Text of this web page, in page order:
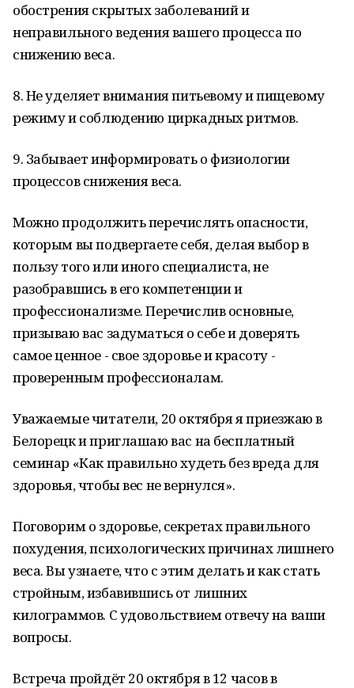
обострения скрытых заболеваний и
неправильного ведения вашего процесса по
снижению веса.
8. Не уделяет внимания питьевому и пищевому
режиму и соблюдению циркадных ритмов.
9. Забывает информировать о физиологии
процессов снижения веса.
Можно продолжить перечислять опасности,
которым вы подвергаете себя, делая выбор в
пользу того или иного специалиста, не
разобравшись в его компетенции и
профессионализме. Перечислив основные,
призываю вас задуматься о себе и доверять
самое ценное - свое здоровье и красоту -
проверенным профессионалам.
Уважаемые читатели, 20 октября я приезжаю в
Белорецк и приглашаю вас на бесплатный
семинар «Как правильно худеть без вреда для
здоровья, чтобы вес не вернулся».
Поговорим о здоровье, секретах правильного
похудения, психологических причинах лишнего
веса. Вы узнаете, что с этим делать и как стать
стройным, избавившись от лишних
килограммов. С удовольствием отвечу на ваши
вопросы.
Встреча пройдёт 20 октября в 12 часов в